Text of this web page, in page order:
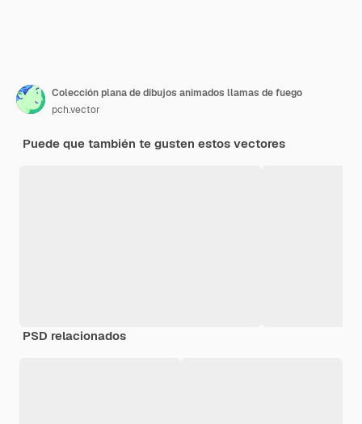
Colección plana de dibujos animados llamas de fuego
pch.vector
Puede que también te gusten estos vectores
PSD relacionados